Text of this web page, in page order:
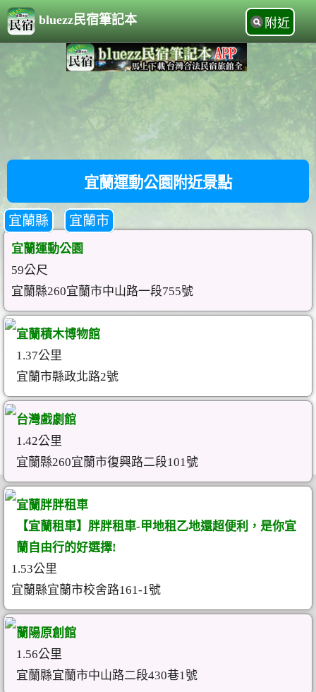
bluezz民宿筆記本 附近
宜蘭運動公園附近景點
宜蘭縣 宜蘭市
宜蘭運動公園
59公尺
宜蘭縣260宜蘭市中山路一段755號
宜蘭積木博物館
1.37公里
宜蘭市縣政北路2號
台灣戲劇館
1.42公里
宜蘭縣260宜蘭市復興路二段101號
宜蘭胖胖租車
【宜蘭租車】胖胖租車-甲地租乙地還超便利，是你宜
蘭自由行的好選擇!
1.53公里
宜蘭縣宜蘭市校舍路161-1號
蘭陽原創館
1.56公里
宜蘭縣宜蘭市中山路二段430巷1號